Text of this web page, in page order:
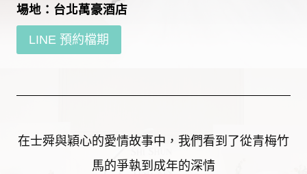
場地：台北萬豪酒店
LINE 預約檔期
在士舜與穎心的愛情故事中，我們看到了從青梅竹
馬的爭執到成年的深情